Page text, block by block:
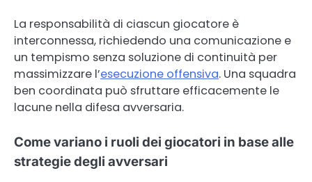
La responsabilità di ciascun giocatore è
interconnessa, richiedendo una comunicazione e
un tempismo senza soluzione di continuità per
massimizzare l’esecuzione offensiva. Una squadra
ben coordinata può sfruttare efficacemente le
lacune nella difesa avversaria.
Come variano i ruoli dei giocatori in base alle
strategie degli avversari